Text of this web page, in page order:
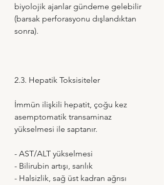
biyolojik ajanlar gündeme gelebilir
(barsak perforasyonu dışlandıktan
sonra).
2.3. Hepatik Toksisiteler
İmmün ilişkili hepatit, çoğu kez
asemptomatik transaminaz
yükselmesi ile saptanır.
- AST/ALT yükselmesi
- Bilirubin artışı, sarılık
- Halsizlik, sağ üst kadran ağrısı